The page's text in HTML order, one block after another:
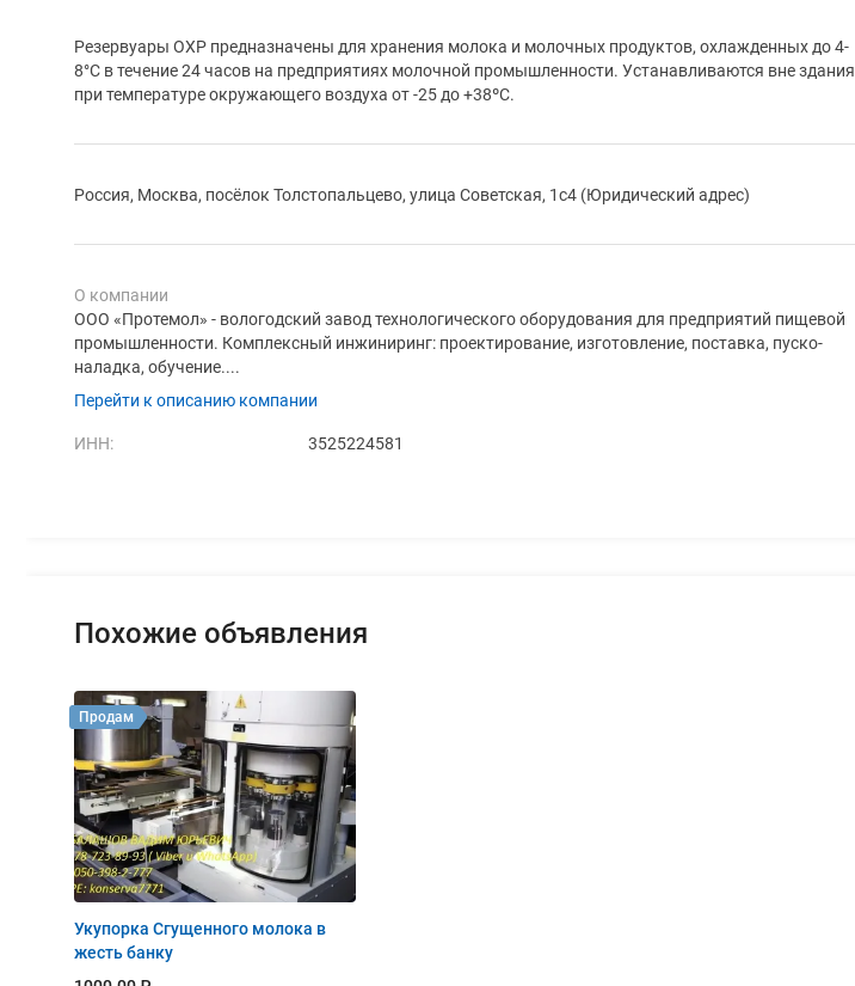
Резервуары ОХР предназначены для хранения молока и молочных продуктов, охлажденных до 4-
8°С в течение 24 часов на предприятиях молочной промышленности. Устанавливаются вне здания
при температуре окружающего воздуха от -25 до +38ºС.
Россия, Москва, посёлок Толстопальцево, улица Советская, 1с4 (Юридический адрес)
О компании
ООО «Протемол» - вологодский завод технологического оборудования для предприятий пищевой
промышленности. Комплексный инжиниринг: проектирование, изготовление, поставка, пуско-
наладка, обучение....
Перейти к описанию компании
ИНН: 3525224581
Похожие объявления
Укупорка Сгущенного молока в
жесть банку
Продам